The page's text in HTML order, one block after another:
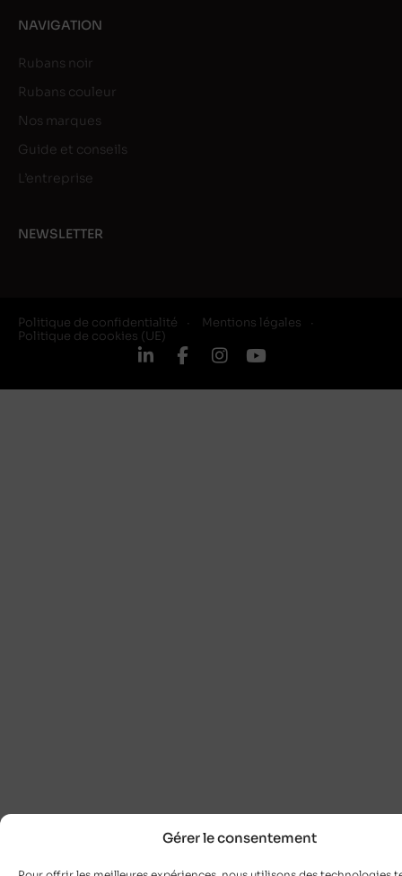
Gérer le consentement
NAVIGATION
Rubans noir
Rubans couleur
Nos marques
Guide et conseils
L’entreprise
NEWSLETTER
Politique de confidentialité
Mentions légales
Politique de cookies (UE)